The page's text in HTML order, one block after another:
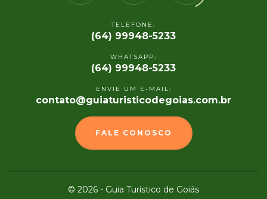
TELEFONE:
(64) 99948-5233
WHATSAPP:
(64) 99948-5233
ENVIE UM E-MAIL:
contato@guiaturisticodegoias.com.br
FALE CONOSCO
© 2026 - Guia Turístico de Goiás